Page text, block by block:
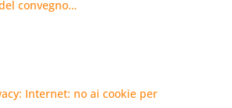
convegno…
Internet: no ai cookie per